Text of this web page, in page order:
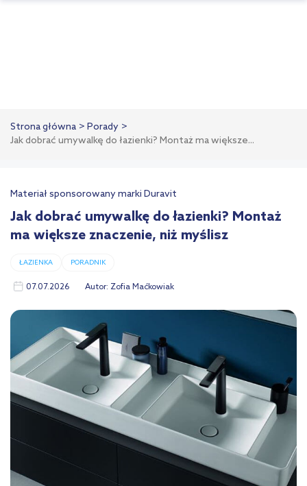
Strona główna
Porady
Jak dobrać umywalkę do łazienki? Montaż ma większe...
Materiał sponsorowany marki Duravit
Jak dobrać umywalkę do łazienki? Montaż
ma większe znaczenie, niż myślisz
ŁAZIENKA PORADNIK
07.07.2026 Autor: Zofia Maćkowiak